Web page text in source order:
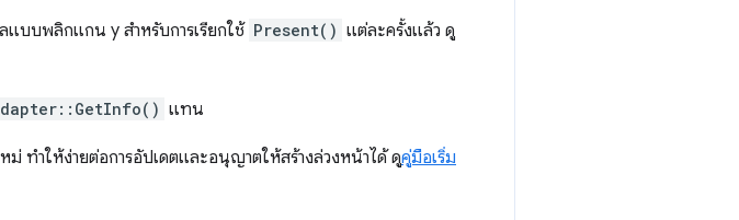
แบบพลิกแกน y สำหรับการเรียกใช้ Present() แต่ละครั้งแล้ว ดู
แทน
ทำให้ง่ายต่อการอัปเดตและอนุญาตให้สร้างล่วงหน้าได้ ดูคู่มือเริ่ม